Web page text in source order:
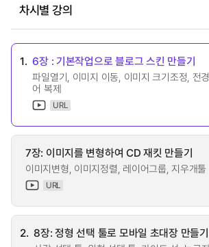
차시별 강의
1. 6장 : 기본작업으로 블로그 스킨 만들기
파일열기, 이미지 이동, 이미지 크기조정, 전
어 복제
URL
7장: 이미지를 변형하여 CD 재킷 만들기
이미지변형, 이미지정렬, 레이어그룹, 지우개툴
URL
2. 8장: 정형 선택 툴로 모바일 초대장 만들기